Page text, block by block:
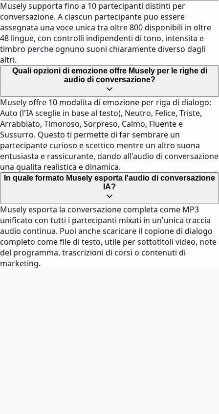
Musely supporta fino a 10 partecipanti distinti per
conversazione. A ciascun partecipante puo essere
assegnata una voce unica tra oltre 800 disponibili in oltre
48 lingue, con controlli indipendenti di tono, intensita e
timbro perche ognuno suoni chiaramente diverso dagli
altri.
Quali opzioni di emozione offre Musely per le righe di
audio di conversazione?
Musely offre 10 modalita di emozione per riga di dialogo:
Auto (l'IA sceglie in base al testo), Neutro, Felice, Triste,
Arrabbiato, Timoroso, Sorpreso, Calmo, Fluente e
Sussurro. Questo ti permette di far sembrare un
partecipante curioso e scettico mentre un altro suona
entusiasta e rassicurante, dando all'audio di conversazione
una qualita realistica e dinamica.
In quale formato Musely esporta l'audio di conversazione
IA?
Musely esporta la conversazione completa come MP3
unificato con tutti i partecipanti mixati in un'unica traccia
audio continua. Puoi anche scaricare il copione di dialogo
completo come file di testo, utile per sottotitoli video, note
del programma, trascrizioni di corsi o contenuti di
marketing.